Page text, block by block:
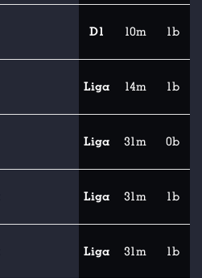
D1 10m 1b
Liga 14m 1b
Liga 31m 0b
Liga 31m 1b
Liga 31m 1b